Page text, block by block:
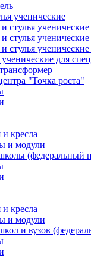
ученические
стулья
стулья
стулья
для
"Точка роста"
и кресла
и модули
(федеральный
и кресла
и модули
и вузов